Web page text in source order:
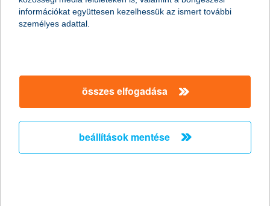
információkat együttesen kezelhessük az ismert további
személyes adattal.
összes elfogadása
beállítások mentése